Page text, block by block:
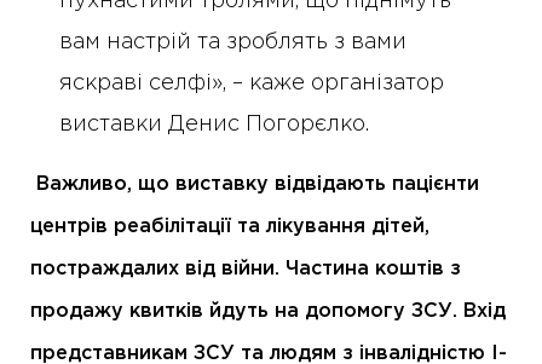
вам настрій та зроблять з вами
яскраві селфі», – каже організатор
виставки Денис Погорєлко.
Важливо, що виставку відвідають пацієнти
центрів реабілітації та лікування дітей,
постраждалих від війни. Частина коштів з
продажу квитків йдуть на допомогу ЗСУ. Вхід
представникам ЗСУ та людям з інвалідністю I-